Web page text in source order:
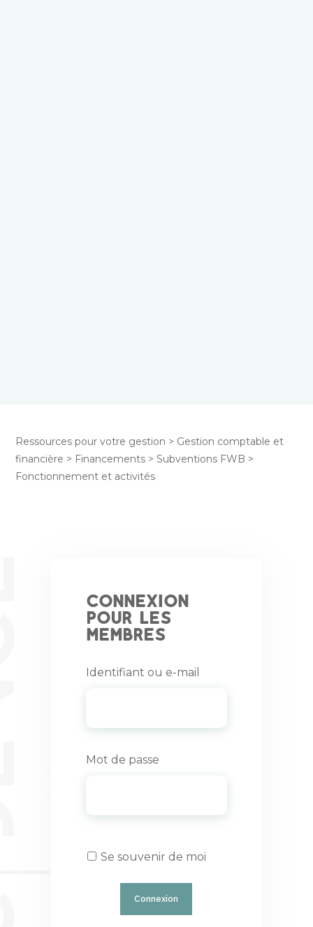
Ressources pour votre gestion > Gestion comptable et
financière > Financements >Subventions FWB >
Fonctionnement et activités
Connexion
pour les
membres
Identifiant ou e-mail
Mot de passe
Se souvenir de moi